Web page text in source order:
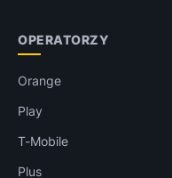
OPERATORZY
Orange
Play
T-Mobile
Plus